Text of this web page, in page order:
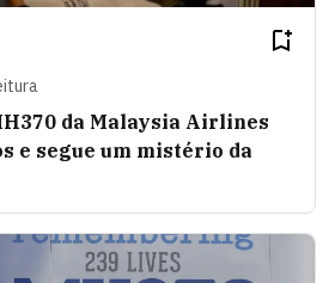
da Malaysia Airlines
e segue um mistério da